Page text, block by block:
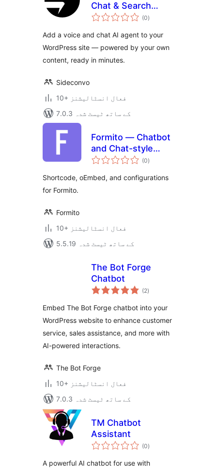
Chat & Search
Agent
(0مجموعی
درجہ
)
Add a voice and chat AI agent to your
WordPress site — powered by your own
content, ready in minutes.
Sideconvo
10+ فعال انسٹالیشنز
7.0.3 کے ساتھ ٹیسٹ شدہ
Formito — Chatbot
and Chat-style
Form Builder(0مجموعی
درجہ
)
Shortcode, oEmbed, and configurations
for Formito.
Formito
10+ فعال انسٹالیشنز
5.5.19 کے ساتھ ٹیسٹ شدہ
The Bot Forge
Chatbot
(2مجموعی
درجہ
)
Embed The Bot Forge chatbot into your
WordPress website to enhance customer
service, sales assistance, and more with
AI-powered interactions.
The Bot Forge
10+ فعال انسٹالیشنز
7.0.3 کے ساتھ ٹیسٹ شدہ
TM Chatbot
Assistant
(0مجموعی
درجہ
)
A powerful AI chatbot for use with